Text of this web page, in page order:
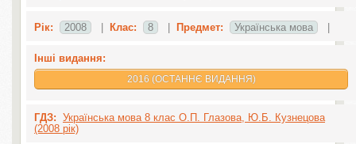
Рік: 2008 Клас: 8 Предмет: Українська мова
Інші видання:
2016 (ОСТАННЄ ВИДАННЯ)
ГДЗ: Українська мова 8 клас О.П. Глазова, Ю.Б. Кузнецова
(2008 рік)